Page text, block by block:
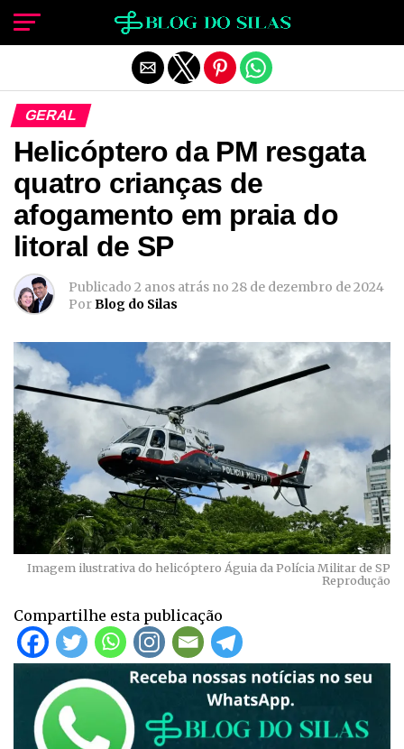
GERAL
Helicóptero da PM resgata
quatro crianças de
afogamento em praia do
litoral de SP
Publicado 2 anos atrás no 28 de dezembro de 2024
PorBlog do Silas
Imagem ilustrativa do helicóptero Águia da Polícia Militar de SP
Reprodução
Compartilhe esta publicação
Sair da versão mobile